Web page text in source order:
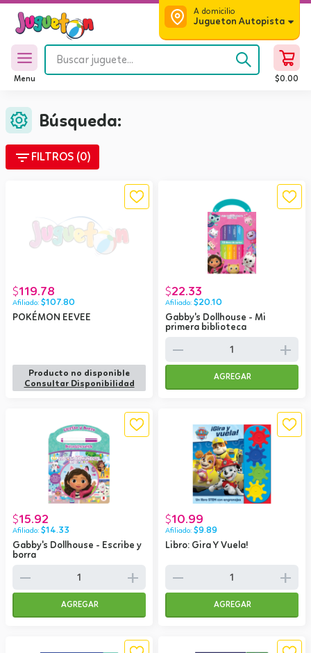
A domicilio
Jugueton Autopista
Menu $0.00
Búsqueda:
filter_list FILTROS (0)
POKÉMON EEVEE
$119.78
$107.80
Producto no disponible
Consultar Disponibilidad
Gabby's Dollhouse - Mi
primera biblioteca
$22.33
$20.10
remove add
AGREGAR
Gabby's Dollhouse - Escribe y
borra
$15.92
$14.33
remove add
AGREGAR
Libro: Gira Y Vuela!
$10.99
$9.89
remove add
AGREGAR